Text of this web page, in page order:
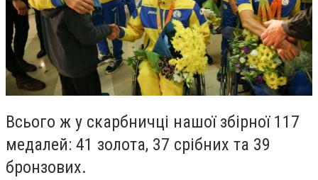
Всього ж у скарбничці нашої збірної 117
медалей: 41 золота, 37 срібних та 39
бронзових.